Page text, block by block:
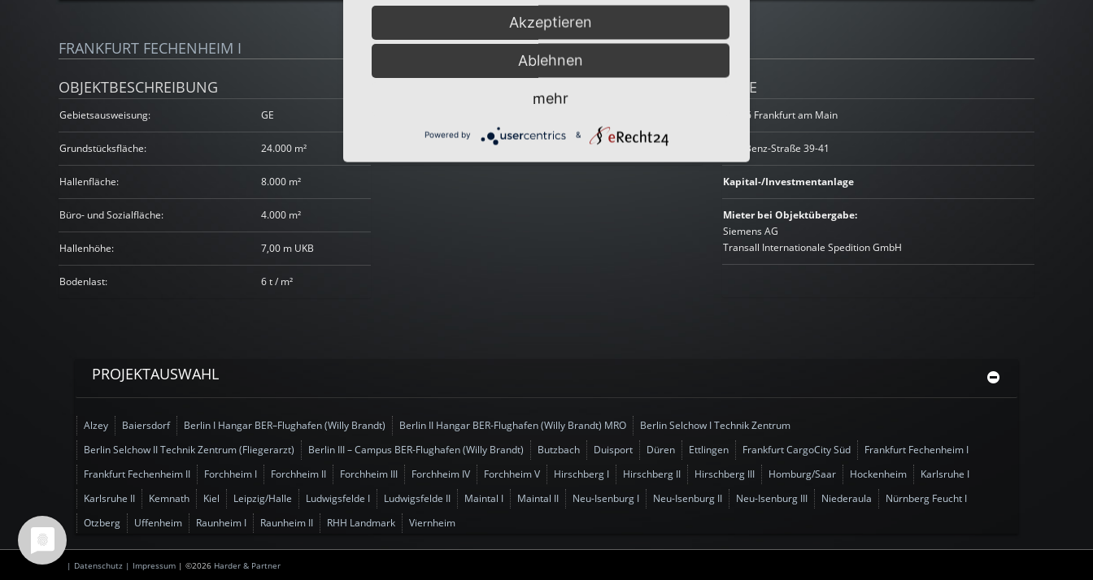
FRANKFURT FECHENHEIM I
OBJEKTBESCHREIBUNG
Gebietsausweisung: GE
Grundstücksfläche: 24.000 m²
Hallenfläche: 8.000 m²
Büro- und Sozialfläche: 4.000 m²
Hallenhöhe: 7,00 m UKB
Bodenlast: 6 t / m²
BMA, EMA, RWA, Abscheideranlage
LAGE
60366 Frankfurt am Main
Carl-Benz-Straße 39-41
Kapital-/Investmentanlage
Mieter bei Objektübergabe:
Siemens AG
Transall Internationale Spedition GmbH
PROJEKTAUSWAHL
Alzey Baiersdorf Berlin I Hangar BER–Flughafen (Willy Brandt) Berlin II Hangar BER-Flughafen (Willy Brandt) MRO
Berlin Selchow I Technik Zentrum
Berlin Selchow II Technik Zentrum (Fliegerarzt)
Berlin III – Campus BER-Flughafen (Willy Brandt) Butzbach Duisport Düren Ettlingen Frankfurt CargoCity Süd
Frankfurt Fechenheim I
Frankfurt Fechenheim II
Forchheim I Forchheim II Forchheim III Forchheim IV Forchheim V Hirschberg I Hirschberg II Hirschberg III Homburg/Saar Hockenheim
Karlsruhe I
Karlsruhe II
Kemnath Kiel Leipzig/Halle Ludwigsfelde I Ludwigsfelde II Maintal I Maintal II Neu-Isenburg I Neu-Isenburg II Neu-Isenburg III Niederaula
Nürnberg Feucht I
Otzberg
Uffenheim Raunheim I Raunheim II RHH Landmark Viernheim
| Datenschutz | Impressum | ©2026 Harder & Partner
Akzeptieren
Ablehnen
mehr
Powered by &